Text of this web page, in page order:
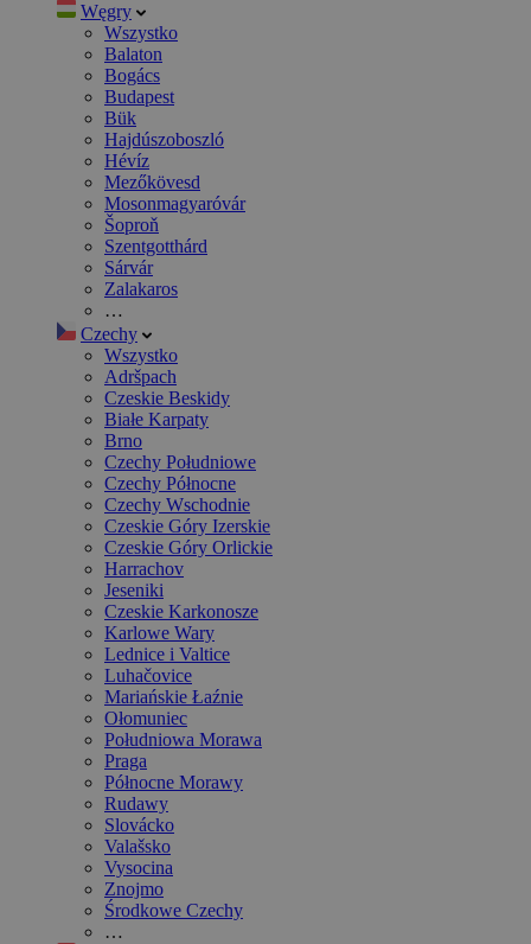
Węgry
Wszystko
Balaton
Bogács
Budapest
Bük
Hajdúszoboszló
Hévíz
Mezőkövesd
Mosonmagyaróvár
Šoproň
Szentgotthárd
Sárvár
Zalakaros
…
Czechy
Wszystko
Adršpach
Czeskie Beskidy
Białe Karpaty
Brno
Czechy Południowe
Czechy Północne
Czechy Wschodnie
Czeskie Góry Izerskie
Czeskie Góry Orlickie
Harrachov
Jeseniki
Czeskie Karkonosze
Karlowe Wary
Lednice i Valtice
Luhačovice
Mariańskie Łaźnie
Ołomuniec
Południowa Morawa
Praga
Północne Morawy
Rudawy
Slovácko
Valašsko
Vysocina
Znojmo
Środkowe Czechy
…